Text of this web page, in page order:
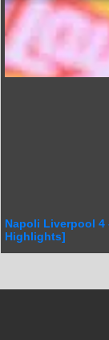
Napoli Liverpool 4
Highlights]